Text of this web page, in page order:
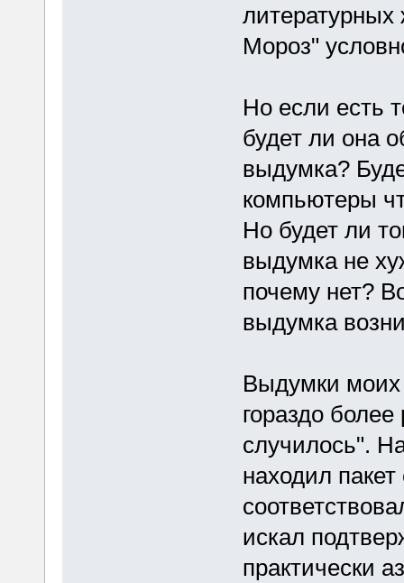
Мороз"
Но если есть
будет ли она
выдумка?
компьютеры
Но будет ли
выдумка не
почему нет?
выдумка
Выдумки моих
гораздо
случилось".
находил
искал
практически